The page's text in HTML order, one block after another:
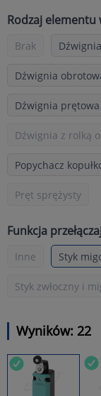
Rodzaj elementu
Brak
Dźwignia
Dźwignia prętowa
Dźwignia z rolką
Popychacz
Pręt sprężysty
Funkcja
Inne Styk
Styk zwłoczny i
Wyników: 22